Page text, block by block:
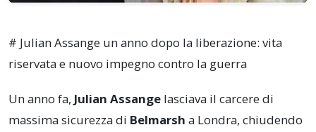
# Julian Assange un anno dopo la liberazione: vita
riservata e nuovo impegno contro la guerra
Un anno fa, Julian Assange lasciava il carcere di
massima sicurezza di Belmarsh a Londra, chiudendo